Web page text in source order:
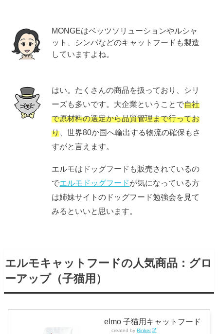
MONGEはベッツソリューションやルシャ
ット、シンバなどのキャットフードも製造
していますよね。
はい。たくさんの商品を扱っており、シリ
ーズも多いです。大企業ということで自社
で原材料の選定から品質管理まで行ってお
り 、世界80か国へ輸出する物流の確保もさ
すがと言えます。
エルモはドッグフードも販売されているの
でエルモドッグフードが気になっている方
は姉妹サイトのドッグフード勉強会を見て
みるといいと思います。
エルモキャットフードの人気商品：グロ
ーアップ（子猫用）
elmo 子猫用キャットフード
created by Rinker